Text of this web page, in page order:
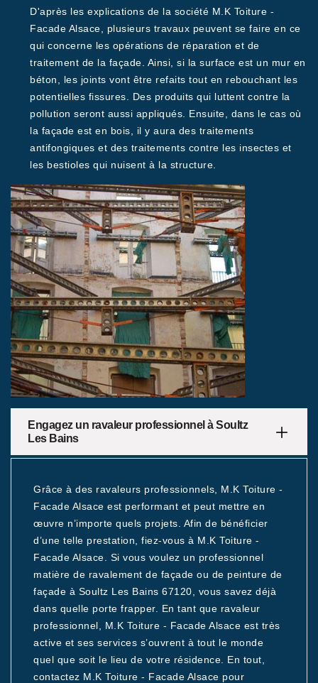
D'après les explications de la société M.K Toiture -
Facade Alsace, plusieurs travaux peuvent se faire en ce
qui concerne les opérations de réparation et de
traitement de la façade. Ainsi, si la surface est un mur en
béton, les joints vont être refaits tout en rebouchant les
potentielles fissures. Des produits qui luttent contre la
pollution seront aussi appliqués. Ensuite, dans le cas où
la façade est en bois, il y aura des traitements
antifongiques et des traitements contre les insectes et
les bestioles qui nuisent à la structure.
Engagez un ravaleur professionnel à Soultz
Les Bains
Grâce à des ravaleurs professionnels, M.K Toiture -
Facade Alsace est performant et peut mettre en
œuvre n’importe quels projets. Afin de bénéficier
d’une telle prestation, fiez-vous à M.K Toiture -
Facade Alsace. Si vous voulez un professionnel
matière de ravalement de façade ou de peinture de
façade à Soultz Les Bains 67120, vous savez déjà
dans quelle porte frapper. En tant que ravaleur
professionnel, M.K Toiture - Facade Alsace est très
active et ses services s’ouvrent à tout le monde
quel que soit le lieu de votre résidence. En tout,
contactez M.K Toiture - Facade Alsace pour